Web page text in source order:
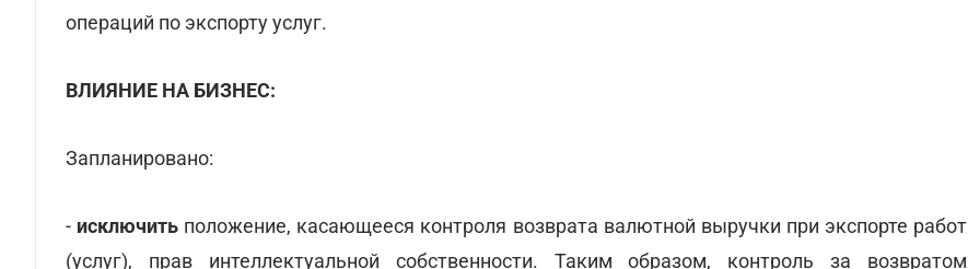
операций по экспорту услуг.
ВЛИЯНИЕ НА БИЗНЕС:
Запланировано:
- исключить положение, касающееся контроля возврата валютной выручки при экспорте работ
(услуг), прав интеллектуальной собственности. Таким образом, контроль за возвратом